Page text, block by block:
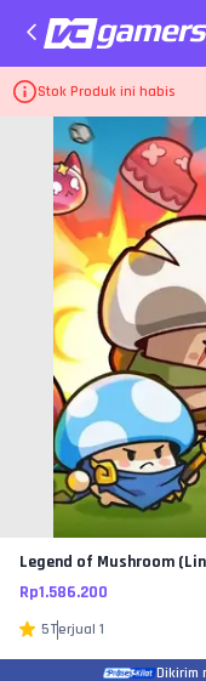
Stok Produk ini habis
Home Top Up via Link
Legend of Mushroom
Rp1.586.200
5Terjual 1
Dikirim